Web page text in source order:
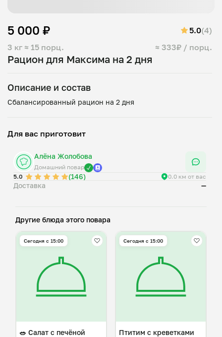
Рацион для Максима на 2 дня
3 кг ≈ 15 порц. ≈ 333₽ / порц.
5 000 ₽ 5.0(4)
Описание и состав
Для вас приготовит
Алёна Жолобова
Домашний повар
5.0
(146) 0.0 км от вас
Доставка —
Другие блюда этого повара
Сегодня с 15:00
🥗 Салат с печёной
Сегодня с 15:00
Птитим с креветками